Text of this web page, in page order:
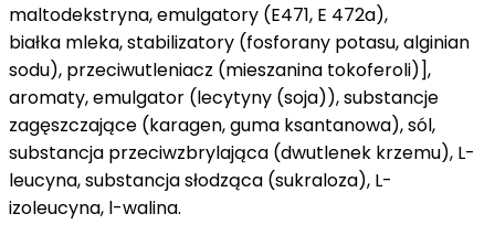
maltodekstryna, emulgatory (E471, E 472a),
białka mleka, stabilizatory (fosforany potasu, alginian
sodu), przeciwutleniacz (mieszanina tokoferoli)],
aromaty, emulgator (lecytyny (soja)), substancje
zagęszczające (karagen, guma ksantanowa), sól,
substancja przeciwzbrylająca (dwutlenek krzemu), L-
leucyna, substancja słodząca (sukraloza), L-
izoleucyna, l-walina.